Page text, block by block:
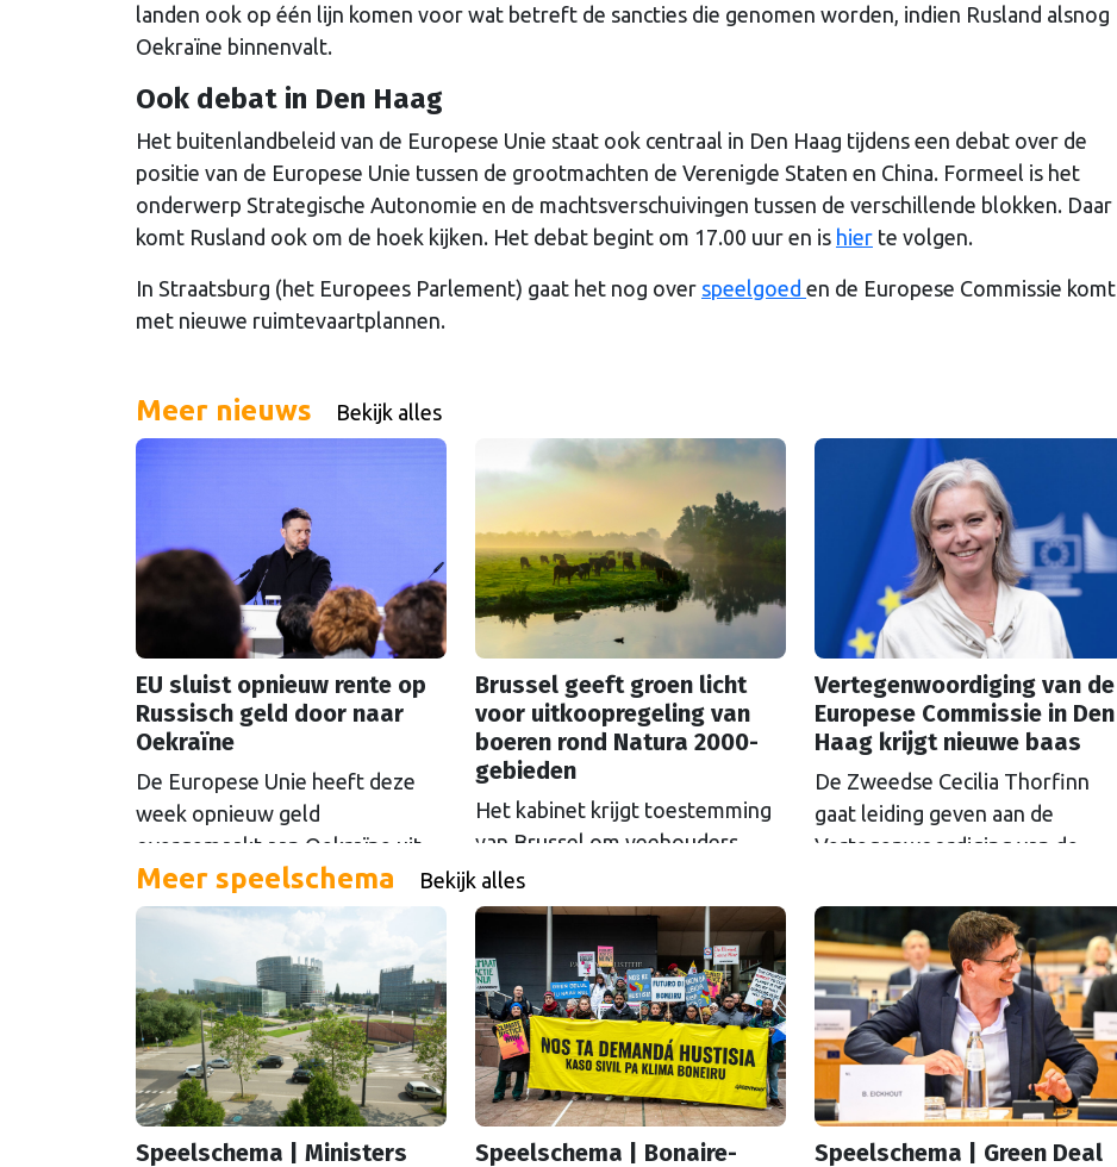
landen ook op één lijn komen voor wat betreft de sancties die genomen worden, indien Rusland alsnog
Oekraïne binnenvalt.
Ook debat in Den Haag
Het buitenlandbeleid van de Europese Unie staat ook centraal in Den Haag tijdens een debat over de
positie van de Europese Unie tussen de grootmachten de Verenigde Staten en China. Formeel is het
onderwerp Strategische Autonomie en de machtsverschuivingen tussen de verschillende blokken. Daar
komt Rusland ook om de hoek kijken. Het debat begint om 17.00 uur en is hier te volgen.
In Straatsburg (het Europees Parlement) gaat het nog over speelgoed en de Europese Commissie komt
met nieuwe ruimtevaartplannen.
Meer nieuws Bekijk alles
EU sluist opnieuw rente op
Russisch geld door naar
Oekraïne
De Europese Unie heeft deze
week opnieuw geld
overgemaakt aan Oekraïne uit
de opbrengsten van bevroren
Russische tegoeden. Het gaat
om 1,4 miljard euro. Dat is de
rente op het geld dat de
Russische Centrale Bank ooit bij
de Belgische bank Euroclear
parkeerde. De EU bevroor dat
geld na de Russische inval in
Oekraïne. Het …Continued
Brussel geeft groen licht
voor uitkoopregeling van
boeren rond Natura 2000-
gebieden
Het kabinet krijgt toestemming
van Brussel om veehouders
rondom Natura 2000-gebieden
uit te kopen. De Europese
Commissie gaat akkoord met
een uitkoopregeling van 715
miljoen euro.
Vertegenwoordiging van de
Europese Commissie in Den
Haag krijgt nieuwe baas
De Zweedse Cecilia Thorfinn
gaat leiding geven aan de
Vertegenwoordiging van de
Haag.
Meer speelschema Bekijk alles
Speelschema | Ministers
Speelschema | Bonaire-
Speelschema | Green Deal